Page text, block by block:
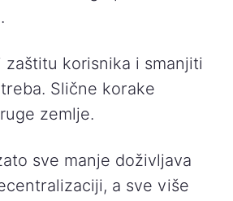
korisnika i smanjiti
Slične korake
zemlje.
sve manje doživljava
a sve više